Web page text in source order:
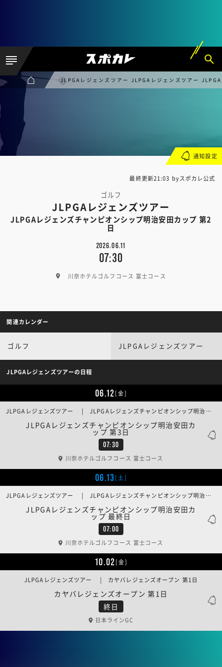
JLPGAレジェンズツアー JLPGAレジェンズツアー
最終更新21:03 byスポカレ公式
ゴルフ
JLPGAレジェンズツアー
JLPGAレジェンズチャンピオンシップ明治安田カップ 第2
日
2026.06.11
07:30
川奈ホテルゴルフコース 富士コース
通知設定
関連カレンダー
ゴルフ JLPGAレジェンズツアー
JLPGAレジェンズツアーの日程
06.12[金]
07:30
JLPGAレジェンズチャンピオンシップ明治安田カ
ップ 第3日
JLPGAレジェンズツアー | JLPGAレジェンズチャンピオンシップ明治安田カップ 第3日
川奈ホテルゴルフコース 富士コース
06.13[土]
07:00
JLPGAレジェンズチャンピオンシップ明治安田カ
ップ 最終日
JLPGAレジェンズツアー | JLPGAレジェンズチャンピオンシップ明治安田カップ 最終日
川奈ホテルゴルフコース 富士コース
10.02[金]
終日
カヤバレジェンズオープン 第1日
JLPGAレジェンズツアー | カヤバレジェンズオープン 第1日
日本ラインGC